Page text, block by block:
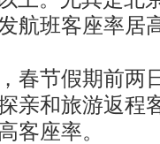
航班客座率居
节假期前两
亲和旅游返程
客座率。